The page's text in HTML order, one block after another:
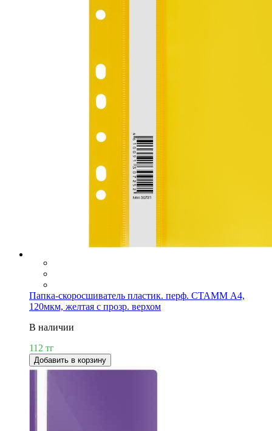
Папка-скоросшиватель пластик. перф. СТАММ А4,
120мкм, желтая с прозр. верхом
В наличии
112 тг
Добавить в корзину